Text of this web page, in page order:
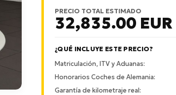
PRECIO TOTAL ESTIMADO
32,835.00 EUR
¿QUÉ INCLUYE ESTE PRECIO?
Matriculación, ITV y Aduanas:
Honorarios Coches de Alemania:
Garantía de kilometraje real: